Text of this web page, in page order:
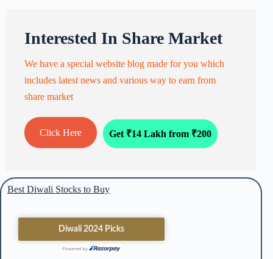
Interested In Share Market
We have a special website blog made for you which
includes latest news and various way to earn from
share market
Click Here Get ₹14 Lakh from ₹200
Best Diwali Stocks to Buy